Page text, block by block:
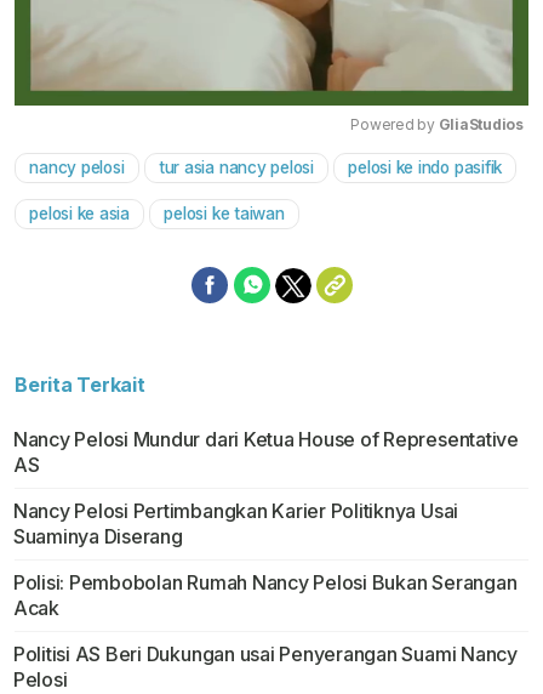
Mute
Powered by GliaStudios
nancy pelosi tur asia nancy pelosi pelosi ke indo pasifik
pelosi ke asia pelosi ke taiwan
Berita Terkait
Nancy Pelosi Mundur dari Ketua House of Representative
AS
Nancy Pelosi Pertimbangkan Karier Politiknya Usai
Suaminya Diserang
Polisi: Pembobolan Rumah Nancy Pelosi Bukan Serangan
Acak
Politisi AS Beri Dukungan usai Penyerangan Suami Nancy
Pelosi